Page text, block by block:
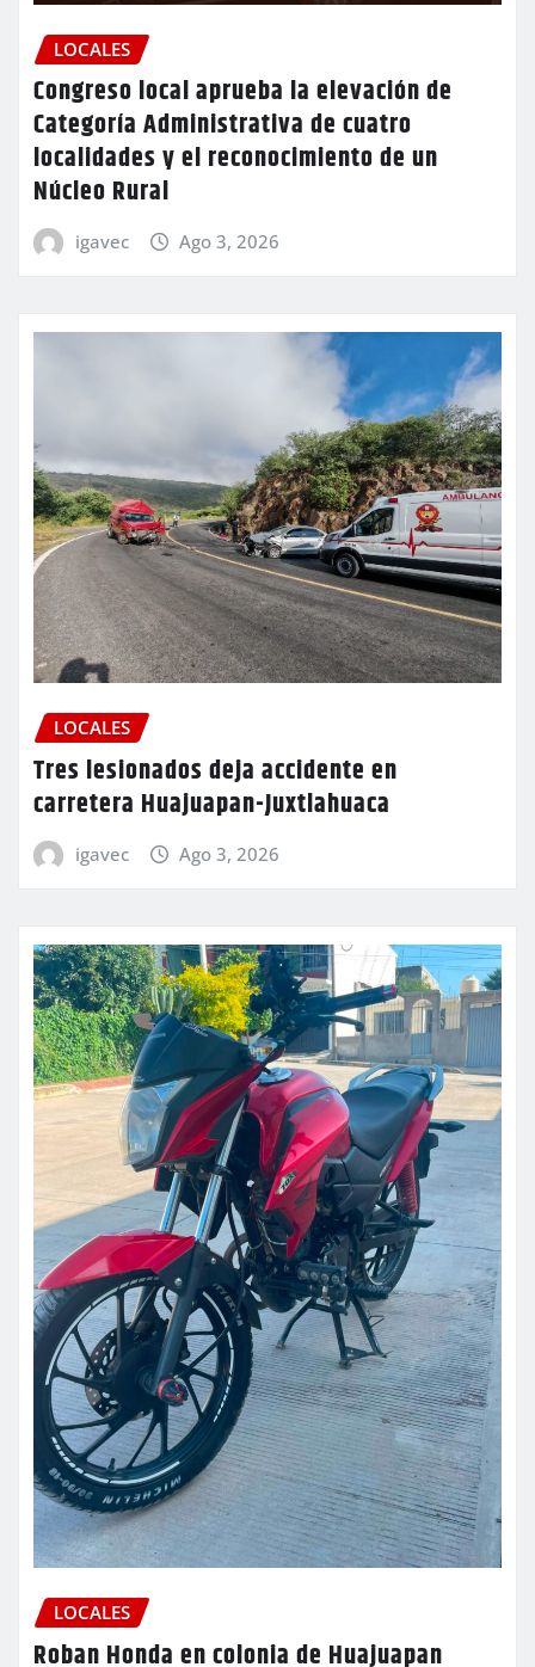
LOCALES
Congreso local aprueba la elevación de
Categoría Administrativa de cuatro
localidades y el reconocimiento de un
Núcleo Rural
igavec Ago 3, 2026
LOCALES
Tres lesionados deja accidente en
carretera Huajuapan-Juxtlahuaca
igavec Ago 3, 2026
LOCALES
Roban Honda en colonia de Huajuapan